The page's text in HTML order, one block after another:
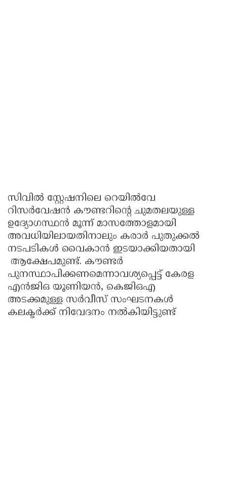
സിവിൽ സ്റ്റേഷനിലെ റെയിൽവേ
റിസർവേഷൻ കൗണ്ടറിന്റെ ചുമതലയുള്ള
ഉദ്യോഗസ്ഥൻ മൂന്ന് മാസത്തോളമായി
അവധിയിലായതിനാലും കരാർ പുതുക്കൽ
നടപടികൾ വൈകാൻ ഇടയാക്കിയതായി
ആക്ഷേപമുണ്ട്. കൗണ്ടർ
പുനസ്ഥാപിക്കണമെന്നാവശ്യപ്പെട്ട് കേരള
എൻജിഒ യൂണിയൻ, കെജിഒഎ
അടക്കമുള്ള സർവീസ് സംഘടനകൾ
കലക്ടർക്ക് നിവേദനം നൽകിയിട്ടുണ്ട്